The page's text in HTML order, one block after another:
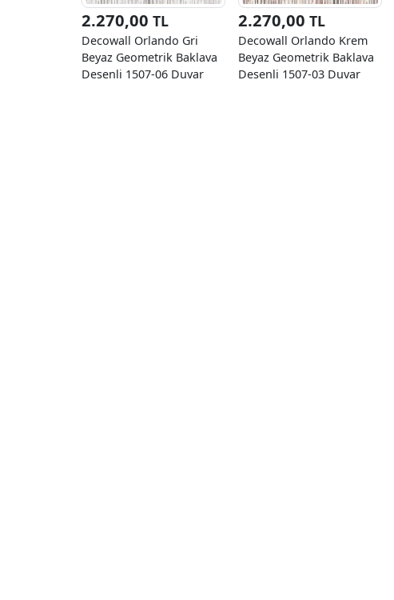
2.270,00 TL
Decowall Orlando Gri
Beyaz Geometrik Baklava
Desenli 1507-06 Duvar
2.270,00 TL
Decowall Orlando Krem
Beyaz Geometrik Baklava
Desenli 1507-03 Duvar